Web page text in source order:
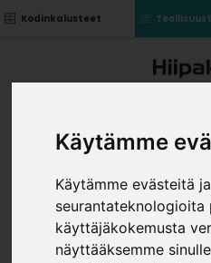
Käytämme
Käytämme evästeitä
seurantateknologioita
käyttäjäkokemusta
näyttääksemme
Kodinkalusteet